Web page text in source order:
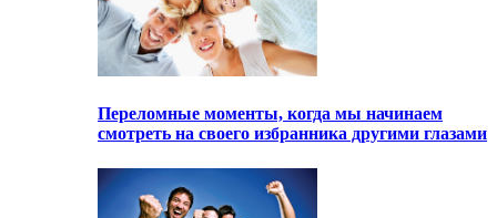
Переломные моменты, когда мы начинаем
смотреть на своего избранника другими глазами